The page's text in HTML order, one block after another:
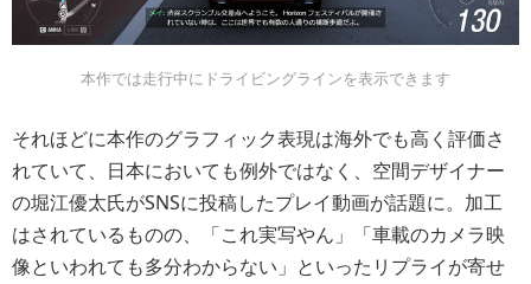
本作では走行中にドライビングラインを表示できます
それほどに本作のグラフィック表現は海外でも高く評価さ
れていて、日本においても例外ではなく、空間デザイナー
の堀江優太氏がSNSに投稿したプレイ動画が話題に。加工
はされているものの、「これ実写やん」「車載のカメラ映
像といわれても多分わからない」といったリプライが寄せ